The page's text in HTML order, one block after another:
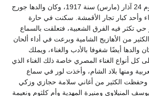
ولدت في لبنان في يوم 24 آذار (مارس) سنة 1917، وكان والدها جورج
وأحد كبار تجار الأقمشة. سكنت في حارة
تكثر فيه الفرق الشعبية، فتعلقت بالسماع
من الأهازيج الشامية وبرعت في أداء ألحان
كان والدها أيضًا شغوفا بالأدب والغناء، ويملك
كل أنواع الغناء المصري خاصة ذلك الغناء الذي
ومنها بلاد الشام، وأخذت لور في سماع
وحفظت الكثير من أغاني سلامة حجازي وزكي
المنيلاوي ومنيرة المهدية وأم كلثوم ونعيمة